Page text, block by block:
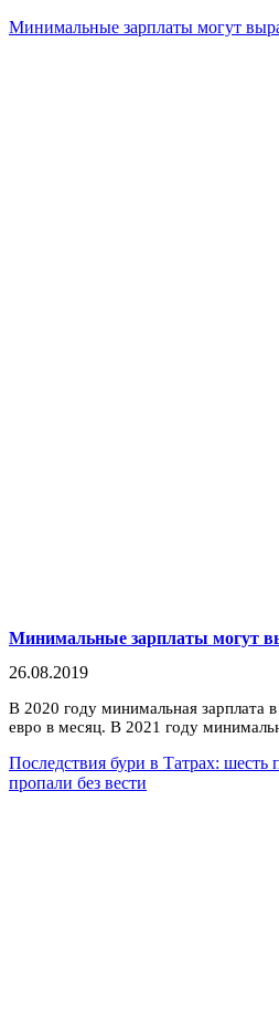
Barikáda
Минимальные зарплаты могут
Минимальные зарплаты могут
26.08.2019
В 2020 году минимальная зарплата
евро в месяц. В 2021 году
Последствия бури в Татрах: шесть
пропали без вести